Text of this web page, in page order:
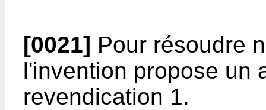
[0021] Pour résoudre
l'invention propose un
revendication 1.